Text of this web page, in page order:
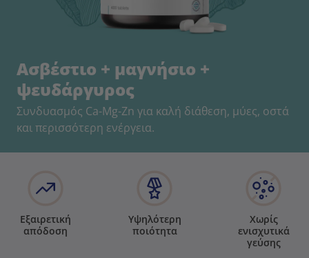
Ασβέστιο + μαγνήσιο +
ψευδάργυρος
Συνδυασμός Ca-Mg-Zn για καλή διάθεση, μύες, οστά
και περισσότερη ενέργεια.
Εξαιρετική
απόδοση
Υψηλότερη
ποιότητα
Χωρίς
ενισχυτικά
γεύσης